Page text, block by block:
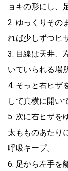
ョキの形にし、
2. ゆっくりその
れば少しずつヒ
3. 目線は天井、
いていられる場
4. そっと右ヒザ
して真横に開い
5. 次に右ヒザを
太もものあたり
呼吸キープ。
6. 足から左手を